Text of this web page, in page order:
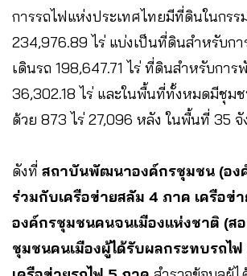
การรถไฟแห่งประเทศไทยมีที่ดินในกร
234,976.89 ไร่ แบ่งเป็นที่ดินสำหรับกา
เดินรถ 198,647.71 ไร่ ที่ดินสำหรับกา
36,302.18 ไร่ และในพื้นที่ทั้งหมดมีชุม
ด้วย 873 ไร่ 27,096 หลัง ในพื้นที่ 35 จั
ดังที่ สถาบันพัฒนาองค์กรชุมชน (อง
ร่วมกับเครือข่ายสลัม 4 ภาค เครือ
องค์กรชุมชนคนจนเมืองแห่งชาติ (สอ
ชุมชนคนเมืองผู้ได้รับผลกระทบรถไ